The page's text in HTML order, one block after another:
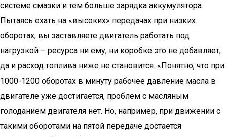
системе смазки и тем больше зарядка аккумулятора.
Пытаясь ехать на «высоких» передачах при низких
оборотах, вы заставляете двигатель работать под
нагрузкой – ресурса ни ему, ни коробке это не добавляет,
да и расход топлива ниже не становится. «Понятно, что при
1000-1200 оборотах в минуту рабочее давление масла в
двигателе уже достигается, проблем с масляным
голоданием двигателя нет. Но, например, при движении с
такими оборотами на пятой передаче достается